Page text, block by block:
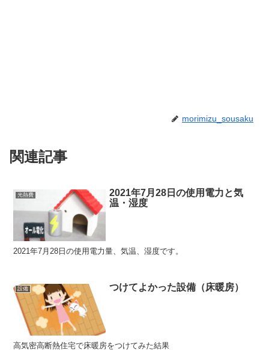
morimizu_sousaku
関連記事
光熱費
2021年7月28日の使用電力と気
温・湿度
2021年7月28日の使用電力量、気温、湿度です。
設備 つけてよかった設備（床暖房）
高気密高断熱住宅で床暖房をつけてみた結果